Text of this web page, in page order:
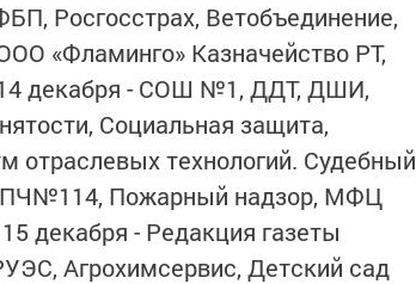
Росгосстрах, Ветобъединение,
«Фламинго» Казначейство РТ,
14 декабря - СОШ №1, ДДТ, ДШИ,
Социальная защита,
технологий. Судебный
ПЧ№114, Пожарный надзор, МФЦ
декабря - Редакция газеты
Агрохимсервис, Детский сад